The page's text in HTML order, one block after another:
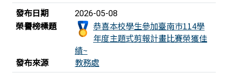
發布日期
2026-05-08
榮譽榜標題
恭喜本校學生參加臺南巿114學
年度主題式剪報計畫比賽榮獲佳
績~
發布來源
教務處